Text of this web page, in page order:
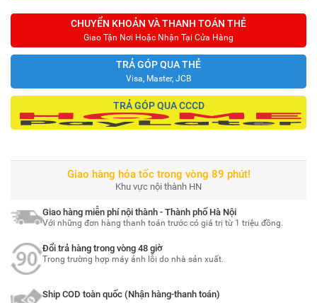
CHUYỂN KHOẢN VÀ THANH TOÁN THẺ
Giao Tận Nơi Hoặc Nhận Tại Cửa Hàng
TRẢ GÓP QUA THẺ
Visa, Master, JCB
TRẢ GÓP QUA CCCD
Giao hàng hỏa tốc trong vòng 89 phút!
Khu vực nội thành HN
Giao hàng miễn phí nội thành - Thành phố Hà Nội
Với những đơn hàng thanh toán trước có giá trị từ 1 triệu đồng.
Đổi trả hàng trong vòng 48 giờ
Trong trường hợp máy ảnh lỗi do nhà sản xuất.
Ship COD toàn quốc (Nhận hàng-thanh toán)